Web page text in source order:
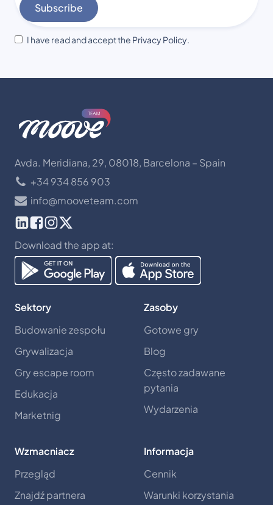
Subscribe
I have read and accept the Privacy Policy.
Avda. Meridiana, 29, 08018, Barcelona – Spain
+34 934 856 903
info@mooveteam.com
Download the app at:
Sektory
Budowanie zespołu
Grywalizacja
Gry escape room
Edukacja
Marketnig
Zasoby
Gotowe gry
Blog
Często zadawane
pytania
Wydarzenia
Wzmacniacz
Przegląd
Znajdź partnera
Informacja
Cennik
Warunki korzystania